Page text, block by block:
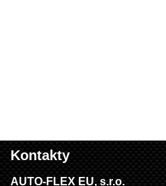
Kontakty
AUTO-FLEX EU, s.r.o.